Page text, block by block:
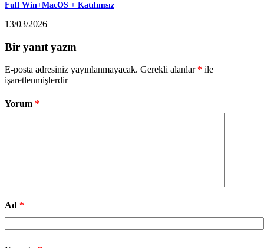
Full Win+MacOS + Katılımsız
13/03/2026
Bir yanıt yazın
E-posta adresiniz yayınlanmayacak. Gerekli alanlar* ile
işaretlenmişlerdir
Yorum *
Ad *